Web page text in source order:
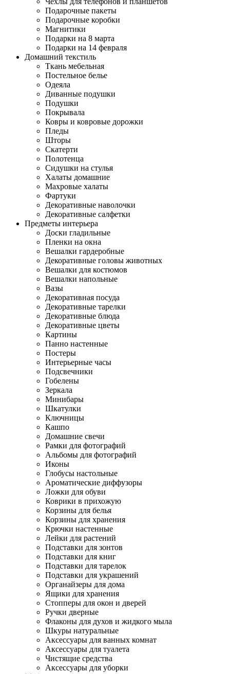
Подарочные пакеты
Подарочные коробки
Магнитики
Подарки на 8 марта
Подарки на 14 февраля
Домашний текстиль
Ткань мебельная
Постельное белье
Одеяла
Диванные подушки
Подушки
Покрывала
Ковры и ковровые дорожки
Пледы
Шторы
Скатерти
Полотенца
Сидушки на стулья
Халаты домашние
Махровые халаты
Фартуки
Декоративные наволочки
Декоративные салфетки
Предметы интерьера
Доски гладильные
Пленки на окна
Вешалки гардеробные
Декоративные головы животных
Вешалки для костюмов
Вешалки напольные
Вазы
Декоративная посуда
Декоративные тарелки
Декоративные блюда
Декоративные цветы
Картины
Панно настенные
Постеры
Интерьерные часы
Подсвечники
Гобелены
Зеркала
Минибары
Шкатулки
Ключницы
Кашпо
Домашние свечи
Рамки для фотографий
Альбомы для фотографий
Иконы
Глобусы настольные
Ароматические диффузоры
Ложки для обуви
Коврики в прихожую
Корзины для белья
Корзины для хранения
Крючки настенные
Лейки для растений
Подставки для зонтов
Подставки для книг
Подставки для тарелок
Подставки для украшений
Органайзеры для дома
Ящики для хранения
Стопперы для окон и дверей
Ручки дверные
Флаконы для духов и жидкого мыла
Шкуры натуральные
Аксессуары для ванных комнат
Аксессуары для туалета
Чистящие средства
Аксессуары для уборки